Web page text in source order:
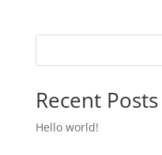
Recent Posts
Hello world!